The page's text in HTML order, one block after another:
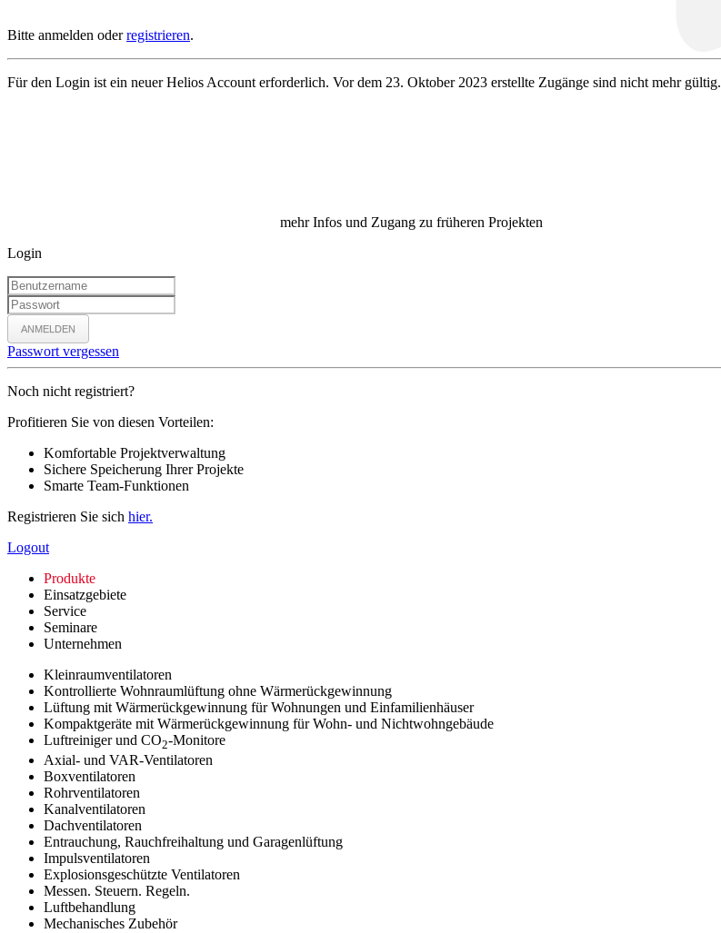
Bitte anmelden oderregistrieren.
Für den Login ist ein neuer Helios Account erforderlich. Vor dem 23. Oktober 2023 erstellte Zugänge sind nicht mehr gültig.
mehr Infos und Zugang zu früheren Projekten
Login
ANMELDEN
Passwort vergessen
Noch nicht registriert?
Profitieren Sie von diesen Vorteilen:
Komfortable Projektverwaltung
Sichere Speicherung Ihrer Projekte
Smarte Team-Funktionen
Registrieren Sie sich hier.
Logout
Produkte
Einsatzgebiete
Service
Seminare
Unternehmen
Kleinraumventilatoren
Kontrollierte Wohnraumlüftung ohne Wärmerückgewinnung
Lüftung mit Wärmerückgewinnung für Wohnungen und Einfamilienhäuser
Kompaktgeräte mit Wärmerückgewinnung für Wohn- und Nichtwohngebäude
Luftreiniger und CO2-Monitore
Axial- und VAR-Ventilatoren
Boxventilatoren
Rohrventilatoren
Kanalventilatoren
Dachventilatoren
Entrauchung, Rauchfreihaltung und Garagenlüftung
Impulsventilatoren
Explosionsgeschützte Ventilatoren
Messen. Steuern. Regeln.
Luftbehandlung
Mechanisches Zubehör